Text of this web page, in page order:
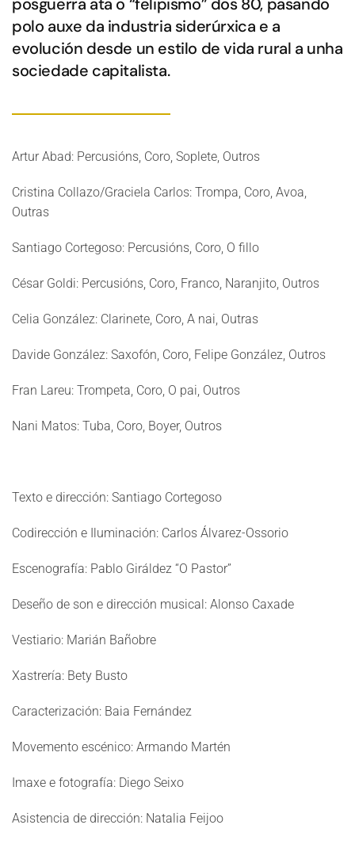
polo auxe da industria siderúrxica e a
evolución desde un estilo de vida rural a unha
sociedade capitalista.
Artur Abad: Percusións, Coro, Soplete, Outros
Cristina Collazo/Graciela Carlos: Trompa, Coro, Avoa,
Outras
Santiago Cortegoso: Percusións, Coro, O fillo
César Goldi: Percusións, Coro, Franco, Naranjito, Outros
Celia González: Clarinete, Coro, A nai, Outras
Davide González: Saxofón, Coro, Felipe González, Outros
Fran Lareu: Trompeta, Coro, O pai, Outros
Nani Matos: Tuba, Coro, Boyer, Outros
Texto e dirección: Santiago Cortegoso
Codirección e Iluminación: Carlos Álvarez-Ossorio
Escenografía: Pablo Giráldez “O Pastor”
Deseño de son e dirección musical: Alonso Caxade
Vestiario: Marián Bañobre
Xastrería: Bety Busto
Caracterización: Baia Fernández
Movemento escénico: Armando Martén
Imaxe e fotografía: Diego Seixo
Asistencia de dirección: Natalia Feijoo